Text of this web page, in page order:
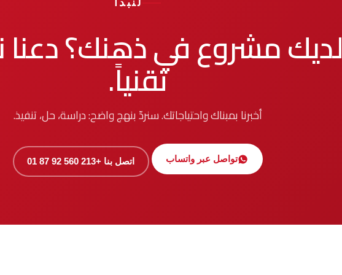
لنبدأ
لديك مشروع في ذهنك؟ دعنا
تقنياً.
أخبرنا بمبناك واحتياجاتك. سنردّ بنهج واضح: دراسة، حل، تنفيذ.
تواصل عبر واتساب اتصل بنا +213 560 92 87 01